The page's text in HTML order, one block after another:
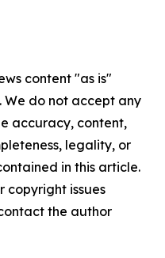
content "as is"
do not accept any
accuracy, content,
legality, or
in this article.
copyright issues
the author